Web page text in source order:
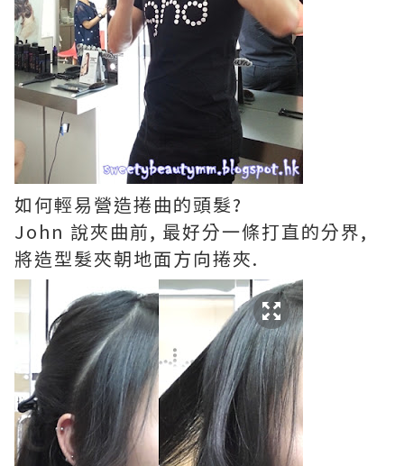
如何輕易營造捲曲的頭髮?
John 說夾曲前, 最好分一條打直的分界,
將造型髮夾朝地面方向捲夾.